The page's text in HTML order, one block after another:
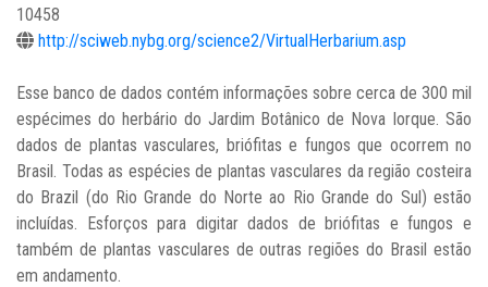
10458
http://sciweb.nybg.org/science2/VirtualHerbarium.asp
Esse banco de dados contém informações sobre cerca de 300 mil
espécimes do herbário do Jardim Botânico de Nova Iorque. São
dados de plantas vasculares, briófitas e fungos que ocorrem no
Brasil. Todas as espécies de plantas vasculares da região costeira
do Brazil (do Rio Grande do Norte ao Rio Grande do Sul) estão
incluídas. Esforços para digitar dados de briófitas e fungos e
também de plantas vasculares de outras regiões do Brasil estão
em andamento.